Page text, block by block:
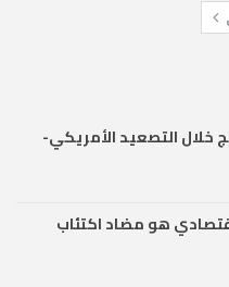
خلال التصعيد الأمريكي-
هو مضاد اكتئاب